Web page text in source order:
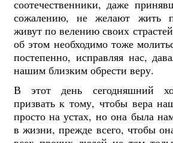
соотечественники, даже
сожалению, не желают жить
живут по велению своих
об этом необходимо тоже
постепенно, исправляя нас,
нашим близким обрести веру.
В этот день сегодняшний
призвать к тому, чтобы вера
просто на устах, но она была
в жизни, прежде всего, чтобы